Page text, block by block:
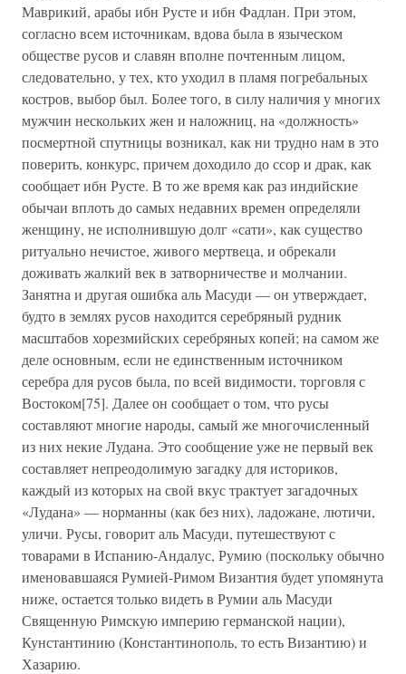
Маврикий, арабы ибн Русте и ибн Фадлан. При этом,
согласно всем источникам, вдова была в языческом
обществе русов и славян вполне почтенным лицом,
следовательно, у тех, кто уходил в пламя погребальных
костров, выбор был. Более того, в силу наличия у многих
мужчин нескольких жен и наложниц, на «должность»
посмертной спутницы возникал, как ни трудно нам в это
поверить, конкурс, причем доходило до ссор и драк, как
сообщает ибн Русте. В то же время как раз индийские
обычаи вплоть до самых недавних времен определяли
женщину, не исполнившую долг «сати», как существо
ритуально нечистое, живого мертвеца, и обрекали
доживать жалкий век в затворничестве и молчании.
Занятна и другая ошибка аль Масуди — он утверждает,
будто в землях русов находится серебряный рудник
масштабов хорезмийских серебряных копей; на самом же
деле основным, если не единственным источником
серебра для русов была, по всей видимости, торговля с
Востоком[75]. Далее он сообщает о том, что русы
составляют многие народы, самый же многочисленный
из них некие Лудана. Это сообщение уже не первый век
составляет непреодолимую загадку для историков,
каждый из которых на свой вкус трактует загадочных
«Лудана» — норманны (как без них), ладожане, лютичи,
уличи. Русы, говорит аль Масуди, путешествуют с
товарами в Испанию-Андалус, Румию (поскольку обычно
именовавшаяся Румией-Римом Византия будет упомянута
ниже, остается только видеть в Румии аль Масуди
Священную Римскую империю германской нации),
Кунстантинию (Константинополь, то есть Византию) и
Хазарию.